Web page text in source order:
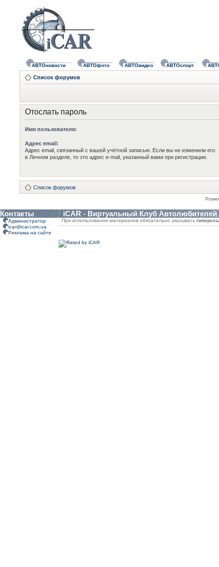
АВТОновости АВТОфото АВТОвидео АВТОспорт
Список форумов
Отослать пароль
Имя пользователя:
Адрес email:
Адрес email, связанный с вашей учётной записью. Если вы не изменили его
в Личном разделе, то это адрес e-mail, указанный вами при регистрации.
Список форумов
Контакты iCAR - Виртуальный Клуб Автолюбителей
Администратор
icar@icar.com.ua
Реклама на сайте
При использовании материалов обязательно указывать